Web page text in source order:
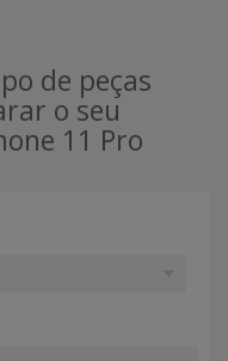
de peças
o seu
11 Pro